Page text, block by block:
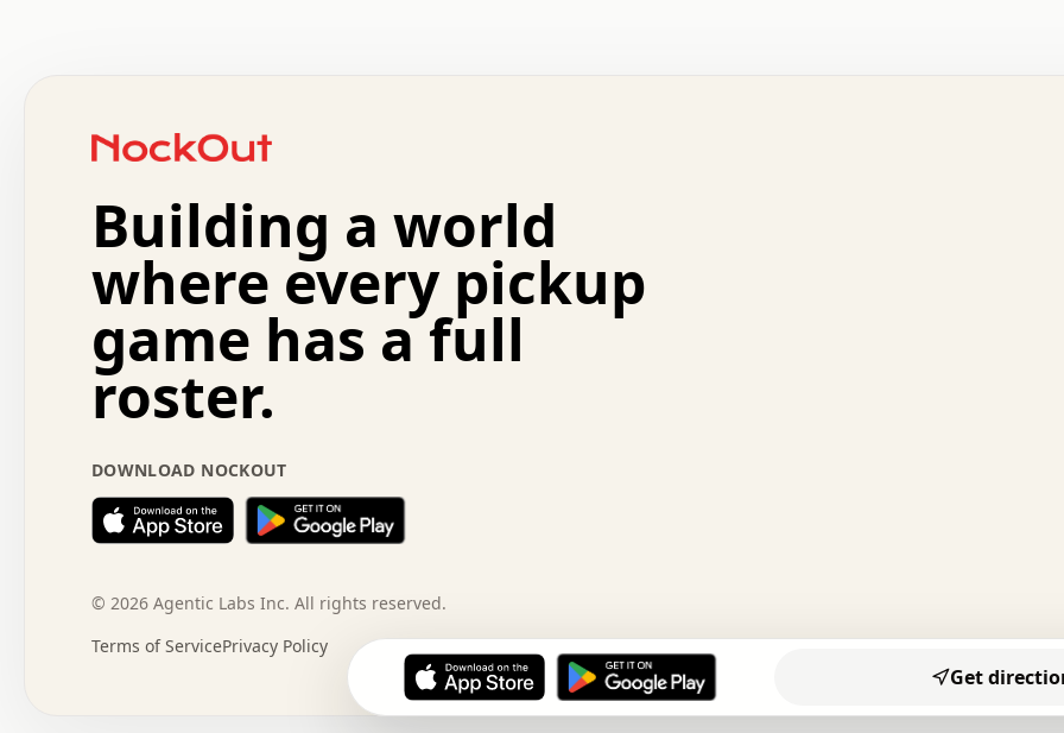
Get
.   +   .   .   o   .   .   .   .   .   .   :   .   .   .   x   .   .   .   .   .   .   +   .   .   o
.   .   .   o   .   .   .   .   .   .   .   .   x   .   .   .   o   .   .   .   .   .   .   .   .   x   .   .
.   .   .   .   +   .   .   .   .   .   .   .   +   .   .   .   .   .   .   .   +   .   .   :   .   .   .
.   :   .   .   .   .   .   .   .   .   o   .   .   .   +   .   .   .   :   .   .   .   .   x   .   .   .
.   .   .   x   .   .   .   .   .   .   :   .   .   o   .   .   .   x   .   .   .   .   .   .   :   .   .
.   .   .   .   :   .   .   .   .   o   .   .   .   .   .   .   .   .   +   :   .   .   .   x   o   .   .
+   .   .   :   .   .   .   .   .   .   .   .   .   x   .   .   o   .   .   +   .   .   .   .   .   .
.   .   .   .   .   .   .   :   .   .   .   .   .   +   .   .   .   .   o   o   .   .   .   .   x   x
.   .   .   .   .   .   .   +   .   .   x   .   .   .   .   .   +   .   .   x   .   .   .   .   .   +   .
.   .   .   .   .   :   +   .   .   .   .   .   o   .   .   .   .   .   x   .   .   .   .   .   .   .   :
.   .   .   .   .   .   .   .   .   .   .   .   .   .   .   .   :   .   .   .   .   .   .   .   .   .   .
.   o   .   .   .   .   x   .   .   .   .   .   .   .   :   .   .   .   .   +   .   .   .   .   o   .   .
:   .   .   .   .   .   .   .   .   .   +   .   .   .   .   .   .   .   .   .   o   .   .   .   .   .   .   .
+   .   o   .   .   .   .   o   .   .   .   .   o   .   x   .   .   .   .   x   .   .   .   .   x   .
.   .   .   .   x   +   .   .   .   .   .   .   .   .   .   .   .   .   :   .   o   :   .   .   .   .   .
+   .   .   .   .   .   .   .   .   .   .   .   .   .   .   .   .   .   .   +   :   .   .   x   o   .   .   .
.   .   x   .   o   .   +   .   :   .   .   .   .   .   .   .   .   .   .   +   .   :   .   .   .   .   .
.   .   .   .   .   .   .   .   .   .   .   .   .   .   .   .   .   o   o   o   o   o   o   o   o   o   o
Building a world
where every pickup
game has a full
roster.
DOWNLOAD NOCKOUT
© 2026 Agentic Labs Inc. All rights reserved.
Terms of ServicePrivacy Policy